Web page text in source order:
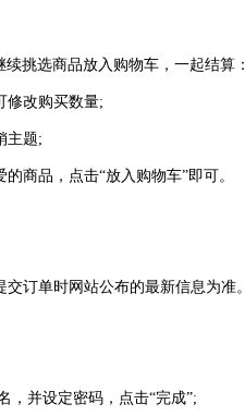
挑选商品放入购物车，一起结算：
改购买数量;
主题;
商品，点击“放入购物车”即可。
订单时网站公布的最新信息为准。
并设定密码，点击“完成”;